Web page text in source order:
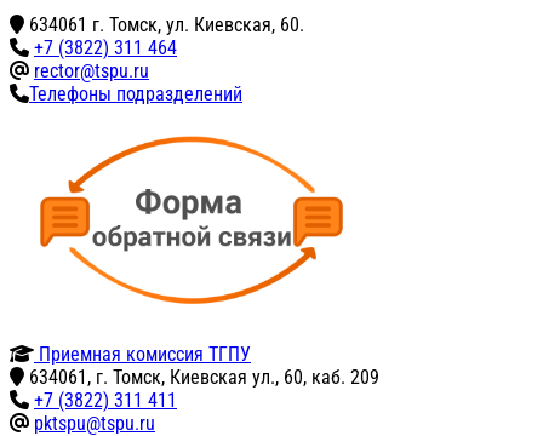
634061 г. Томск, ул. Киевская, 60.
+7 (3822) 311 464
rector@tspu.ru
Телефоны подразделений
Приемная комиссия ТГПУ
634061, г. Томск, Киевская ул., 60, каб. 209
+7 (3822) 311 411
pktspu@tspu.ru